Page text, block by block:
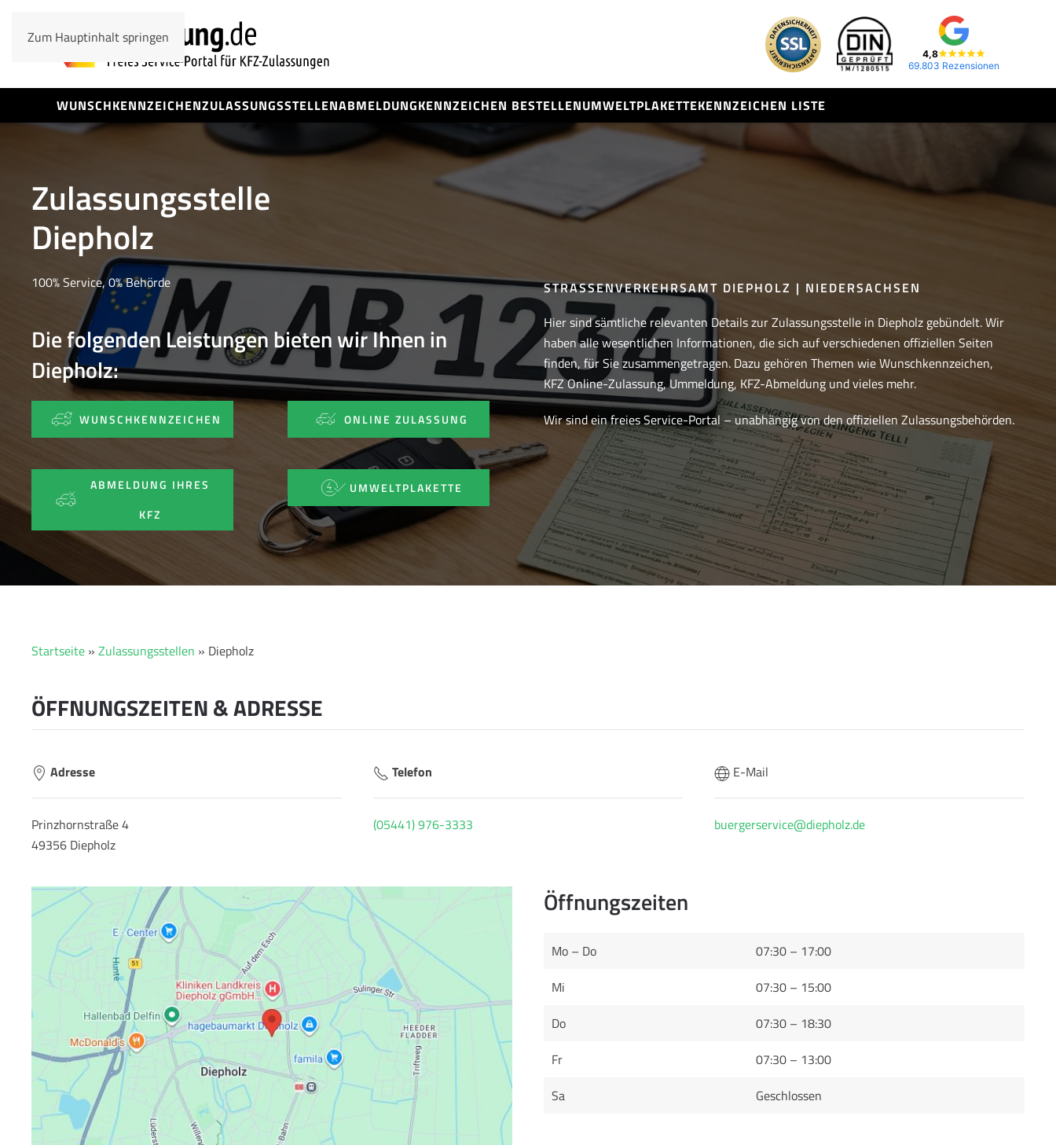
Zum Hauptinhalt springen
4,8
69.803 Rezensionen
WUNSCHKENNZEICHENZULASSUNGSSTELLENABMELDUNGKENNZEICHEN BESTELLENUMWELTPLAKETTEKENNZEICHEN LISTE
Zulassungsstelle
Diepholz
100% Service, 0% Behörde
Die folgenden Leistungen bieten wir Ihnen in
Diepholz:
WUNSCHKENNZEICHEN ONLINE ZULASSUNG
ABMELDUNG IHRES
KFZ
UMWELTPLAKETTE
STRASSENVERKEHRSAMT DIEPHOLZ | NIEDERSACHSEN
Hier sind sämtliche relevanten Details zur Zulassungsstelle in Diepholz gebündelt. Wir
haben alle wesentlichen Informationen, die sich auf verschiedenen offiziellen Seiten
finden, für Sie zusammengetragen. Dazu gehören Themen wie Wunschkennzeichen,
KFZ Online-Zulassung, Ummeldung, KFZ-Abmeldung und vieles mehr.
Wir sind ein freies Service-Portal – unabhängig von den offiziellen Zulassungsbehörden.
Startseite » Zulassungsstellen » Diepholz
ÖFFNUNGSZEITEN & ADRESSE
Adresse
Prinzhornstraße 4
49356 Diepholz
Telefon
(05441) 976-3333
E-Mail
buergerservice@diepholz.de
Öffnungszeiten
Mo – Do
07:30 – 17:00
Mi
07:30 – 15:00
Do
07:30 – 18:30
Fr
07:30 – 13:00
Sa
Geschlossen